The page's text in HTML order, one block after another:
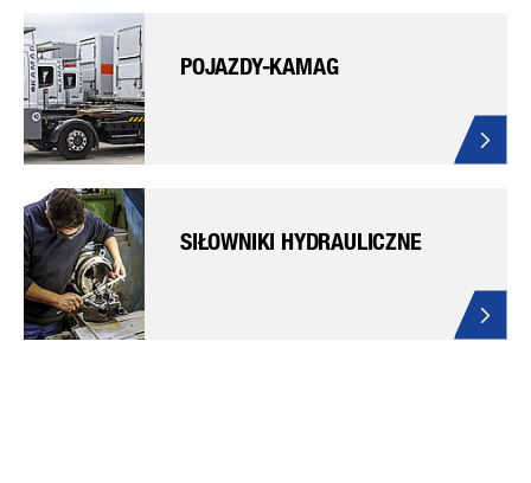
POJAZDY-KAMAG
SIŁOWNIKI HYDRAULICZNE